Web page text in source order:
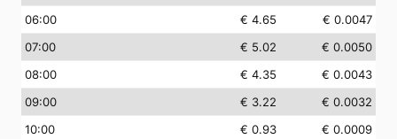
06:00 € 4.65
€ 0.0047
07:00 € 5.02
€ 0.0050
08:00 € 4.35
€ 0.0043
09:00 € 3.22
€ 0.0032
10:00 € 0.93
€ 0.0009